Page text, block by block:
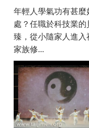
年輕人學氣功有甚麼
處？任職於科技業的
臻，從小隨家人進入
家族修...